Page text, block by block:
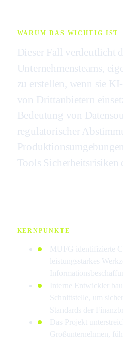
WARUM DAS WICHTIG IST
Dieser Fall verdeutlicht
Unternehmensteams,
zu erstellen, wenn sie
von Drittanbietern
Bedeutung von
regulatorischer
Tools Sicherheitsrisiken
KERNPUNKTE
MUFG identifizierte
leistungsstarkes
Interne Entwickler
Schnittstelle, um
Standards der
Das Projekt
Großunternehmen,